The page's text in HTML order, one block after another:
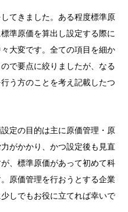
てきました。ある程度標準原
準原価を算出し設定する際に
大変です。全ての項目を細か
で要点に絞りましたが、なる
う方のことを考え記載したつ
定の目的は主に原価管理・原
がかかり、かつ設定後も見直
、標準原価があって初めて科
原価管理を行おうとする企業
しでもお役に立てれば幸いで